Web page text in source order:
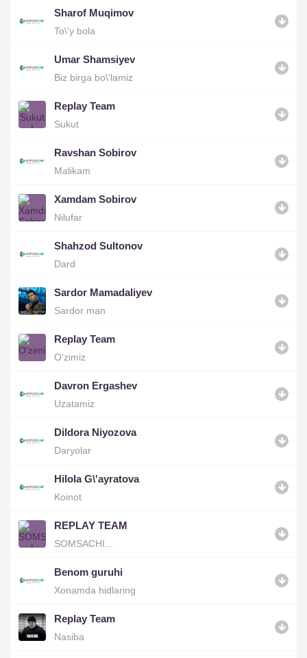
Sharof Muqimov
To\'y bola
Umar Shamsiyev
Biz birga bo\'lamiz
Replay Team
Sukut
Ravshan Sobirov
Malikam
Xamdam Sobirov
Nilufar
Shahzod Sultonov
Dard
Sardor Mamadaliyev
Sardor man
Replay Team
O’zimiz
Davron Ergashev
Uzatamiz
Dildora Niyozova
Daryolar
Hilola G\'ayratova
Koinot
REPLAY TEAM
SOMSACHI...
Benom guruhi
Xonamda hidlaring
Replay Team
Nasiba